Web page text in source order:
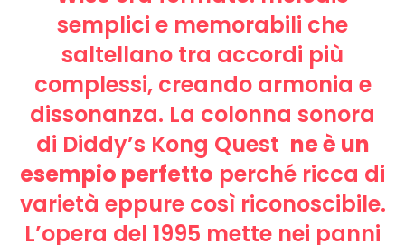
semplici e memorabili che
saltellano tra accordi più
complessi, creando armonia e
dissonanza. La colonna sonora
di Diddy’s Kong Quest ne è un
esempio perfetto perché ricca di
varietà eppure così riconoscibile.
L’opera del 1995 mette nei panni